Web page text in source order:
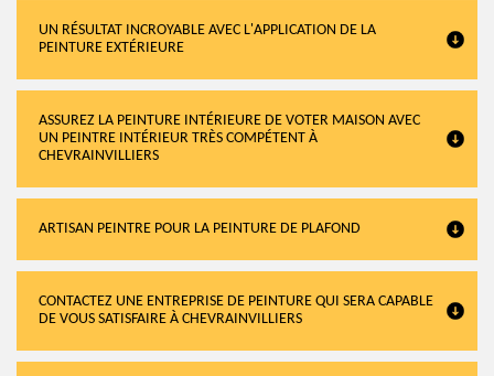
UN RÉSULTAT INCROYABLE AVEC L'APPLICATION DE LA
PEINTURE EXTÉRIEURE
ASSUREZ LA PEINTURE INTÉRIEURE DE VOTER MAISON AVEC
UN PEINTRE INTÉRIEUR TRÈS COMPÉTENT À
CHEVRAINVILLIERS
ARTISAN PEINTRE POUR LA PEINTURE DE PLAFOND
CONTACTEZ UNE ENTREPRISE DE PEINTURE QUI SERA CAPABLE
DE VOUS SATISFAIRE À CHEVRAINVILLIERS